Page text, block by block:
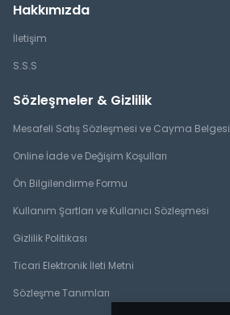
Hakkımızda
İletişim
S.S.S
Sözleşmeler & Gizlilik
Mesafeli Satış Sözleşmesi ve Cayma Belgesi
Online İade ve Değişim Koşulları
Ön Bilgilendirme Formu
Kullanım Şartları ve Kullanıcı Sözleşmesi
Gizlilik Politikası
Ticari Elektronik İleti Metni
Sözleşme Tanımları